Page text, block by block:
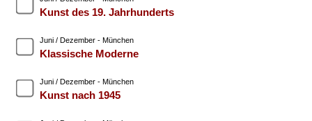
Kunst des 19. Jahrhunderts
Juni / Dezember - München
Klassische Moderne
Juni / Dezember - München
Kunst nach 1945